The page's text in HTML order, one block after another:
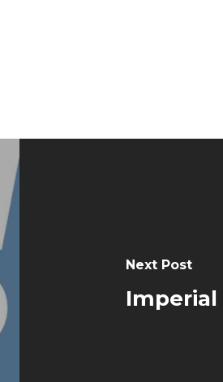
Next Post
Imperial